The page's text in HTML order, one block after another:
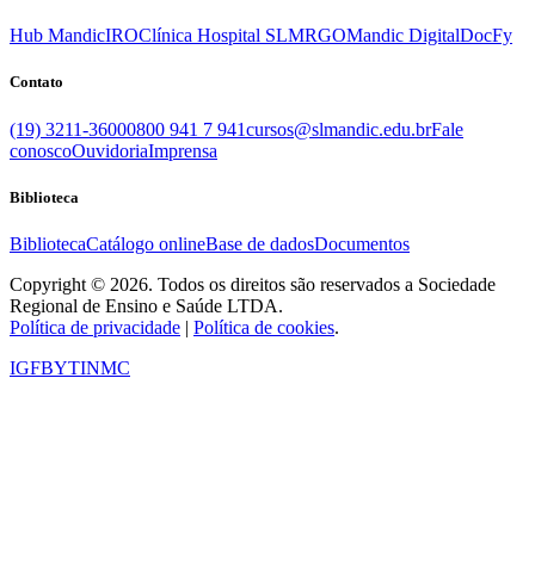
Hub MandicIROClínica Hospital SLMRGOMandic DigitalDocFy
Contato
(19) 3211-36000800 941 7 941cursos@slmandic.edu.brFale
conoscoOuvidoriaImprensa
Biblioteca
BibliotecaCatálogo onlineBase de dadosDocumentos
Copyright © 2026. Todos os direitos são reservados a Sociedade
Regional de Ensino e Saúde LTDA.
Política de privacidade | Política de cookies.
IGFBYTINMC